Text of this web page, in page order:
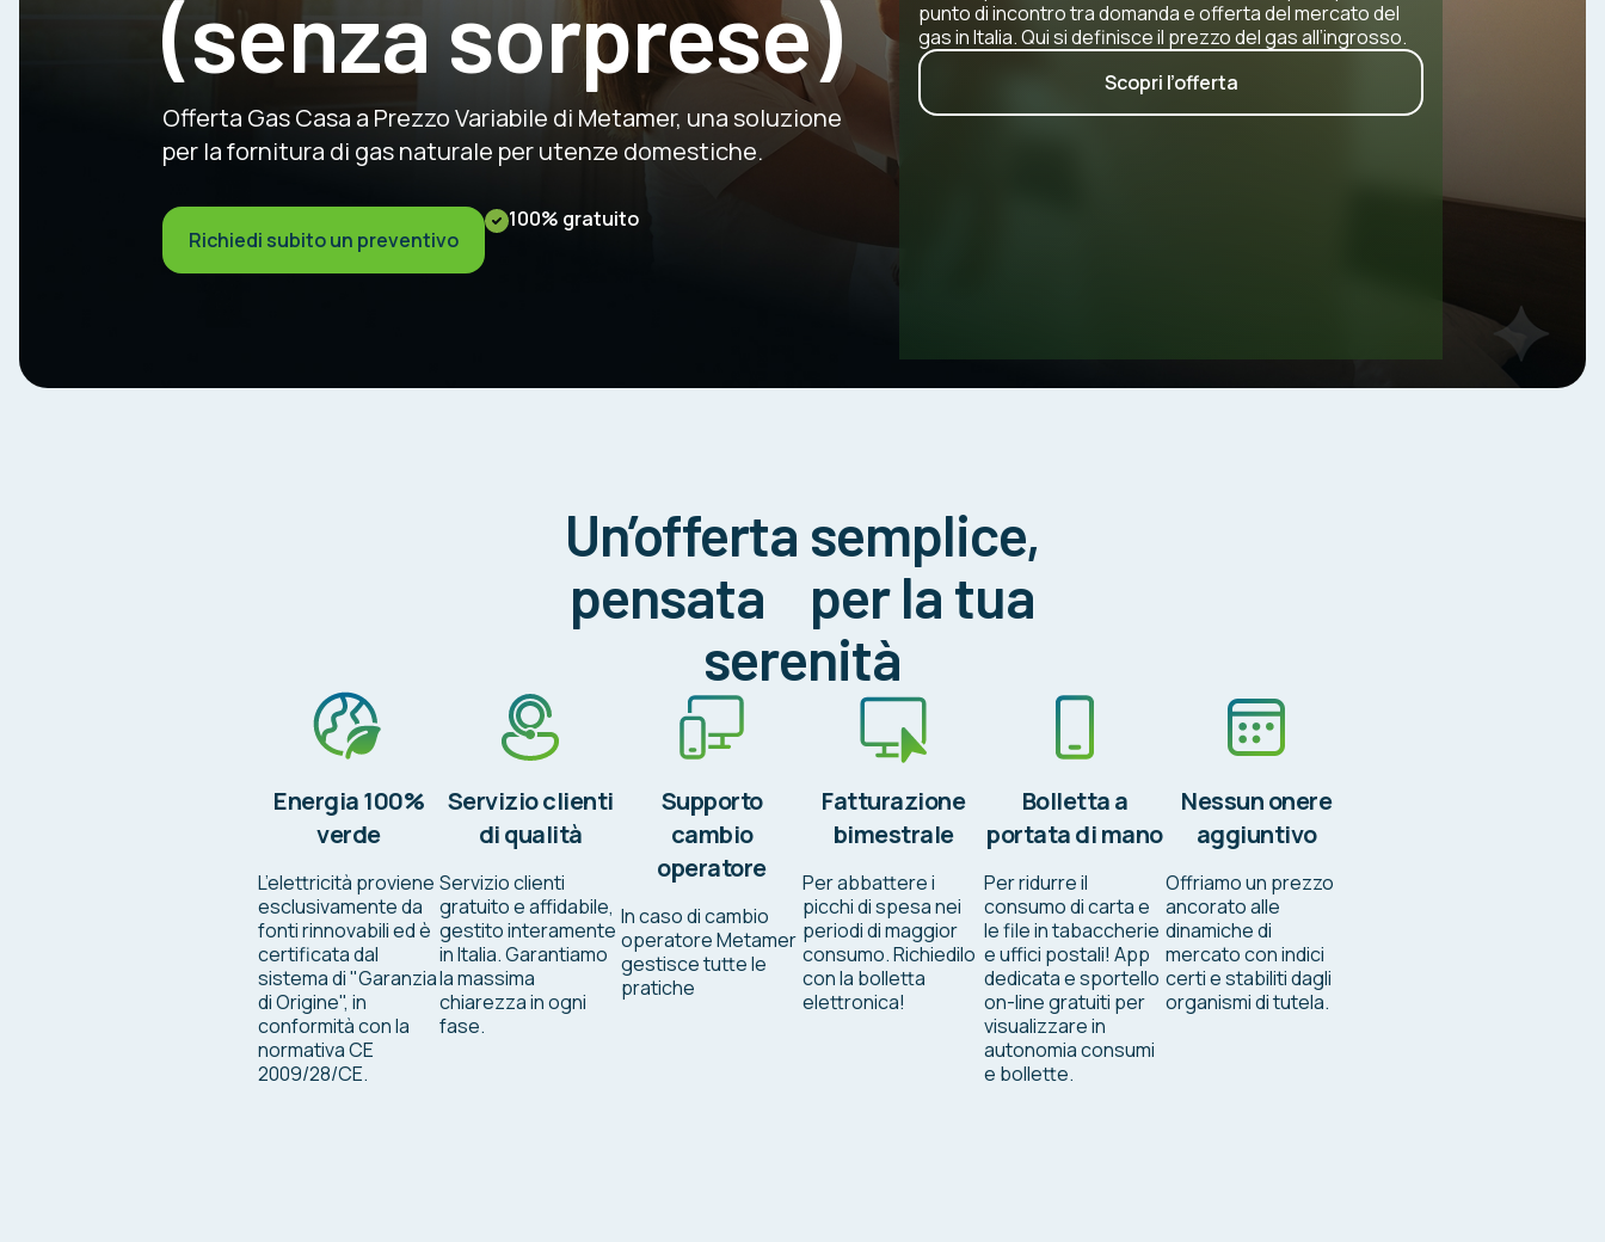
(senza sorprese)
Offerta Gas Casa a Prezzo Variabile di Metamer, una soluzione
per la fornitura di gas naturale per utenze domestiche.
Richiedi subito un preventivo
100% gratuito
punto di incontro tra domanda e offerta del mercato del
gas in Italia. Qui si definisce il prezzo del gas all’ingrosso.
Scopri l’offerta
Un’offerta semplice,
pensata per la tua
serenità
Energia 100%
verde
L’elettricità proviene
esclusivamente da
fonti rinnovabili ed è
certificata dal
sistema di "Garanzia
di Origine", in
conformità con la
normativa CE
2009/28/CE.
Servizio clienti
di qualità
Servizio clienti
gratuito e affidabile,
gestito interamente
in Italia. Garantiamo
la massima
chiarezza in ogni
fase.
Supporto
cambio
operatore
In caso di cambio
operatore Metamer
gestisce tutte le
pratiche
Fatturazione
bimestrale
Per abbattere i
picchi di spesa nei
periodi di maggior
consumo. Richiedilo
con la bolletta
elettronica!
Bolletta a
portata di mano
Per ridurre il
consumo di carta e
le file in tabaccherie
e uffici postali! App
dedicata e sportello
on-line gratuiti per
visualizzare in
autonomia consumi
e bollette.
Nessun onere
aggiuntivo
Offriamo un prezzo
ancorato alle
dinamiche di
mercato con indici
certi e stabiliti dagli
organismi di tutela.